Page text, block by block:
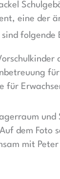
eine der
für
für
dem Foto
mit Peter